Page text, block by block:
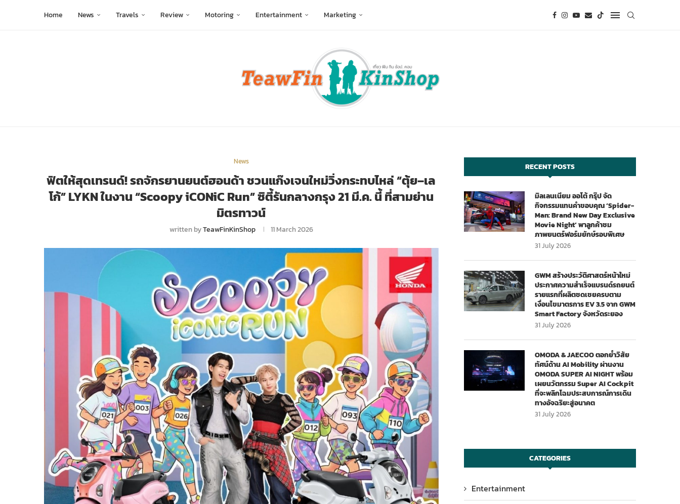
Home News Travels Review Motoring Entertainment Marketing
News
ฟิตให้สุดเทรนด์! รถจักรยานยนต์ฮอนด้า ชวนแก๊งเจนใหม่วิ่งกระทบไหล่ “ตุ้ย–เล
โก้” LYKN ในงาน “Scoopy iCONiC Run” ซิตี้รันกลางกรุง 21 มี.ค. นี้ ที่สามย่าน
มิตรทาวน์
written byTeawFinKinShop 11 March 2026
RECENT POSTS
มิลเลนเนียม ออโต้ กรุ๊ป จัด
กิจกรรมแทนคำขอบคุณ ‘Spider-
Man: Brand New Day Exclusive
Movie Night’ พาลูกค้าชม
ภาพยนตร์ฟอร์มยักษ์รอบพิเศษ
31 July 2026
GWM สร้างประวัติศาสตร์หน้าใหม่
ประกาศความสำเร็จแบรนด์รถยนต์
รายแรกที่ผลิตชดเชยครบตาม
เงื่อนไขมาตรการ EV 3.5 จาก GWM
Smart Factory จังหวัดระยอง
31 July 2026
OMODA & JAECOO ตอกย้ำวิสัย
ทัศน์ด้าน AI Mobility ผ่านงาน
OMODA SUPER AI NIGHT พร้อม
เผยนวัตกรรม Super AI Cockpit
ที่จะพลิกโฉมประสบการณ์การเดิน
ทางอัจฉริยะสู่อนาคต
31 July 2026
CATEGORIES
Entertainment